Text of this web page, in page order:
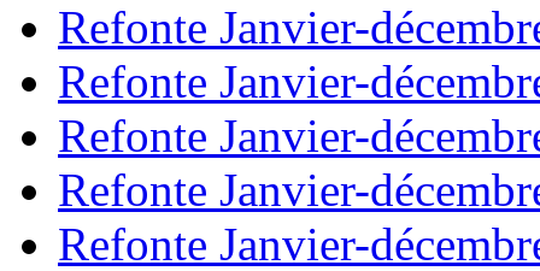
Refonte Janvier-
Refonte Janvier-
Refonte Janvier-
Refonte Janvier-
Refonte Janvier-